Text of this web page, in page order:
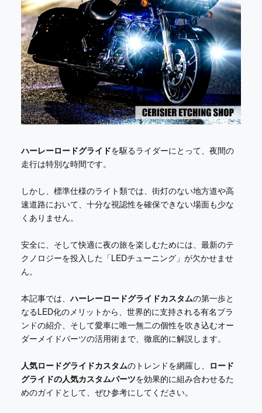
ハーレーロードグライドを駆るライダーにとって、夜間の
走行は特別な時間です。
しかし、標準仕様のライト類では、街灯のない地方道や高
速道路において、十分な視認性を確保できない場面も少な
くありません。
安全に、そして快適に夜の旅を楽しむためには、最新のテ
クノロジーを投入した「LEDチューニング」が欠かせませ
ん。
本記事では、ハーレーロードグライドカスタムの第一歩と
なるLED化のメリットから、世界的に支持される有名ブラ
ンドの紹介、そして愛車に唯一無二の個性を吹き込むオー
ダーメイドパーツの活用術まで、徹底的に解説します。
人気ロードグライドカスタムのトレンドを網羅し、 ロード
グライドの人気カスタムパーツを効果的に組み合わせるた
めのガイドとして、ぜひ参考にしてください。